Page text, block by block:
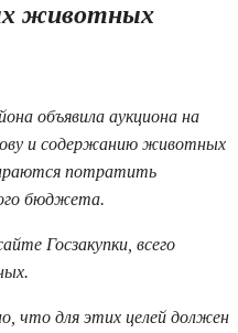
животных
объявила аукциона на
и содержанию животных
потратить
бюджета.
Госзакупки, всего
что для этих целей должен